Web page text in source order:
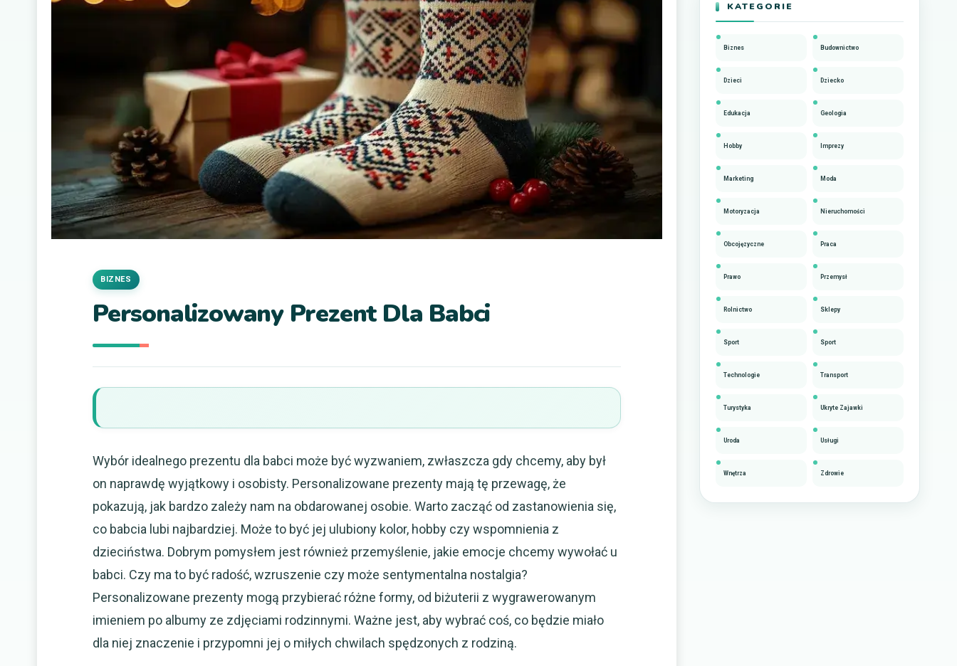
Personalizowany Prezent Dla Babci
BIZNES
Wybór idealnego prezentu dla babci może być wyzwaniem, zwłaszcza gdy chcemy, aby był
on naprawdę wyjątkowy i osobisty. Personalizowane prezenty mają tę przewagę, że
pokazują, jak bardzo zależy nam na obdarowanej osobie. Warto zacząć od zastanowienia się,
co babcia lubi najbardziej. Może to być jej ulubiony kolor, hobby czy wspomnienia z
dzieciństwa. Dobrym pomysłem jest również przemyślenie, jakie emocje chcemy wywołać u
babci. Czy ma to być radość, wzruszenie czy może sentymentalna nostalgia?
Personalizowane prezenty mogą przybierać różne formy, od biżuterii z wygrawerowanym
imieniem po albumy ze zdjęciami rodzinnymi. Ważne jest, aby wybrać coś, co będzie miało
dla niej znaczenie i przypomni jej o miłych chwilach spędzonych z rodziną.
KATEGORIE
Biznes Budownictwo
Dzieci Dziecko
Edukacja Geologia
Hobby Imprezy
Marketing Moda
Motoryzacja Nieruchomości
Obcojęzyczne Praca
Prawo Przemysł
Rolnictwo Sklepy
Sport Sport
Technologie Transport
Turystyka Ukryte Zajawki
Uroda Usługi
Wnętrza Zdrowie